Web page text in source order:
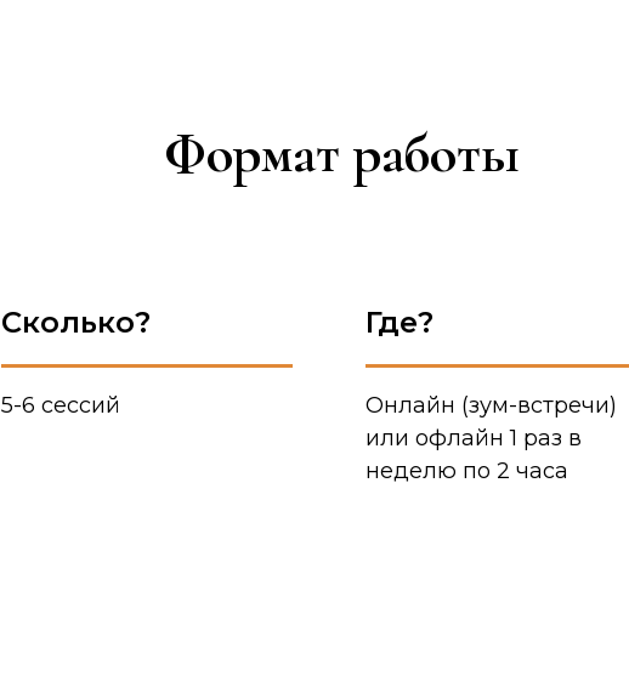
Формат работы
Сколько?
5-6 сессий
Где?
Онлайн (зум-встречи)
или офлайн 1 раз в
неделю по 2 часа